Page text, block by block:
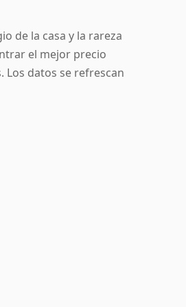
de la casa y la rareza
el mejor precio
Los datos se refrescan